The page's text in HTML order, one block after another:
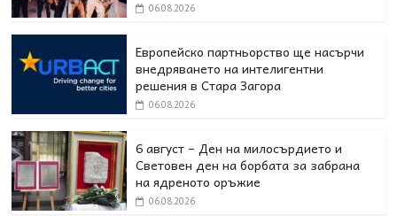
06.08.2026
Европейско партньорство ще насърчи
внедряването на интелигентни
решения в Стара Загора
06.08.2026
6 август – Ден на милосърдието и
Световен ден на борбата за забрана
на ядреното оръжие
06.08.2026